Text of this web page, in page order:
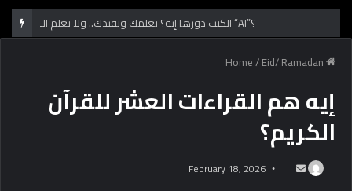
الكتب دورها إيه؟ تعلمك وتفيدك.. ولا تعلم الـ “AI”؟
/Eid/ Ramadan
إيه هم القراءات العشر للقرآن
الكريم؟
February 18, 2026